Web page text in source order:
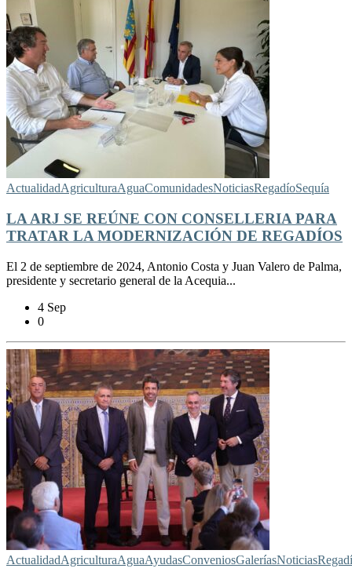
ActualidadAgriculturaAguaComunidadesNoticiasRegadíoSequía
LA ARJ SE REÚNE CON CONSELLERIA PARA
TRATAR LA MODERNIZACIÓN DE REGADÍOS
El 2 de septiembre de 2024, Antonio Costa y Juan Valero de Palma,
presidente y secretario general de la Acequia...
4 Sep
0
ActualidadAgriculturaAguaAyudasConveniosGaleríasNoticias